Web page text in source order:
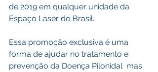
de 2019 em qualquer unidade da
Espaço Laser do Brasil.
Essa promoção exclusiva é uma
forma de ajudar no tratamento e
prevenção da Doença Pilonidal  mas